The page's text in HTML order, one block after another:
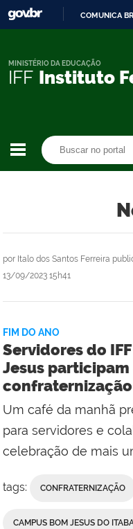
COMUNICA BR
IFF Instituto
MINISTÉRIO DA EDUCAÇÃO
por Italo dos Santos Ferreira
13/09/2023 15h41
FIM DO ANO
Servidores do
Jesus participam
confraternização
Um café da manhã
para servidores e
celebração de mais
tags: CONFRATERNIZAÇÃO
CAMPUS BOM JESUS DO